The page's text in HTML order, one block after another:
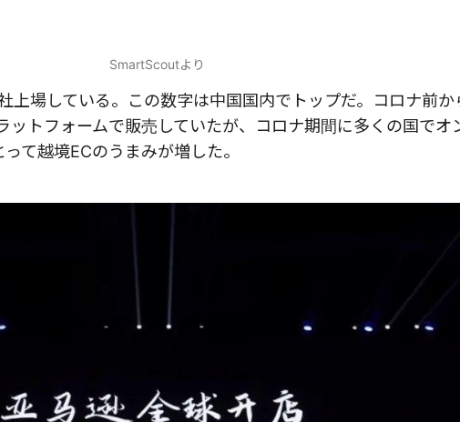
SmartScoutより
上場している。この数字は中国国内でトップだ。コロナ前か
トフォームで販売していたが、コロナ期間に多くの国でオ
て越境ECのうまみが増した。